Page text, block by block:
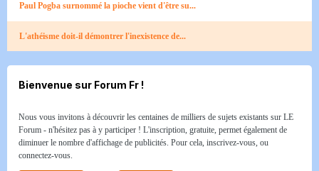
Paul Pogba surnommé la pioche vient d'être su...
L'athéisme doit-il démontrer l'inexistence de...
Bienvenue sur Forum Fr !
Nous vous invitons à découvrir les centaines de milliers de sujets existants sur LE
Forum - n'hésitez pas à y participer ! L'inscription, gratuite, permet également de
diminuer le nombre d'affichage de publicités. Pour cela, inscrivez-vous, ou
connectez-vous.